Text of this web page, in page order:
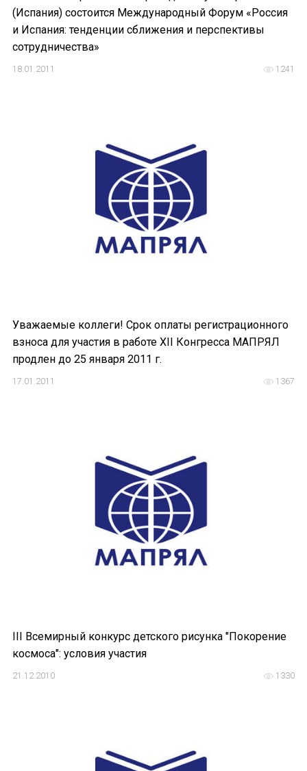
(Испания) состоится Международный Форум «Россия
и Испания: тенденции сближения и перспективы
сотрудничества»
1241
18.01.2011
Уважаемые коллеги! Срок оплаты регистрационного
взноса для участия в работе XII Конгресса МАПРЯЛ
продлен до 25 января 2011 г.
1367
17.01.2011
III Всемирный конкурс детского рисунка "Покорение
космоса": условия участия
1330
21.12.2010